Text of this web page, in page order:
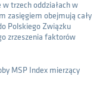
trzech oddziałach w
zasięgiem obejmują cały
Polskiego Związku
zrzeszenia faktorów
MSP Index mierzący